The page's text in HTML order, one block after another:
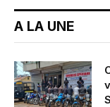
A LA UNE